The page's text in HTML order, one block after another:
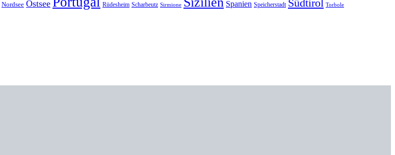
Nordsee Ostsee Rüdesheim Scharbeutz Sirmione Spanien Speicherstadt Südtirol Torbole